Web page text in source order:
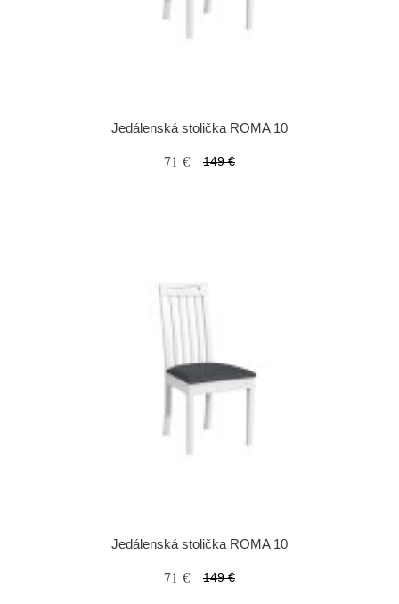
Jedálenská stolička ROMA 10
71 € 149 €
Jedálenská stolička ROMA 10
71 € 149 €